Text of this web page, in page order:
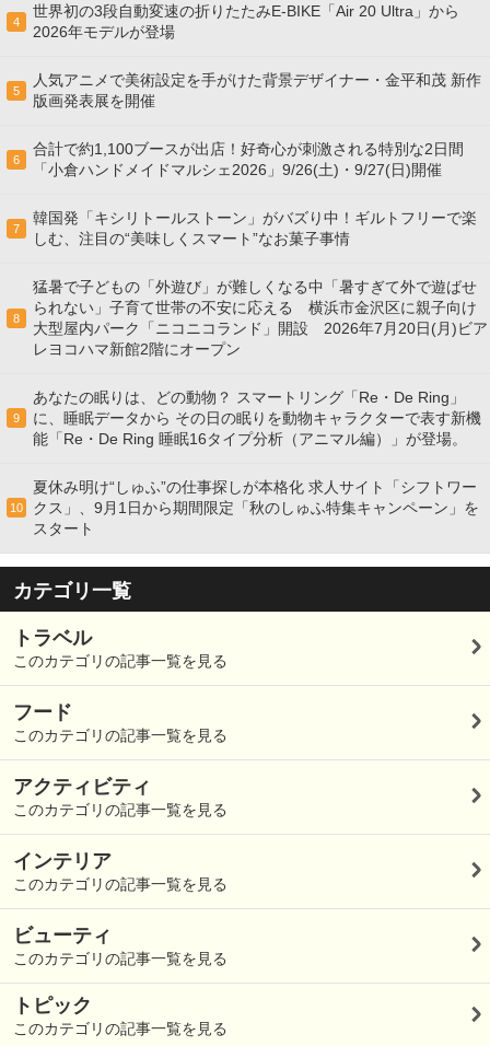
4
世界初の3段自動変速の折りたたみE-BIKE「Air 20 Ultra」から
2026年モデルが登場
5
人気アニメで美術設定を手がけた背景デザイナー・金平和茂 新作
版画発表展を開催
6
合計で約1,100ブースが出店！好奇心が刺激される特別な2日間
「小倉ハンドメイドマルシェ2026」9/26(土)・9/27(日)開催
7
韓国発「キシリトールストーン」がバズり中！ギルトフリーで楽
しむ、注目の“美味しくスマート”なお菓子事情
8
猛暑で子どもの「外遊び」が難しくなる中「暑すぎて外で遊ばせ
られない」子育て世帯の不安に応える 横浜市金沢区に親子向け
大型屋内パーク「ニコニコランド」開設 2026年7月20日(月)ビア
レヨコハマ新館2階にオープン
9
あなたの眠りは、どの動物？ スマートリング「Re・De Ring」
に、睡眠データから その日の眠りを動物キャラクターで表す新機
能「Re・De Ring 睡眠16タイプ分析（アニマル編）」が登場。
10
夏休み明け“しゅふ”の仕事探しが本格化 求人サイト「シフトワー
クス」、9月1日から期間限定「秋のしゅふ特集キャンペーン」を
スタート
カテゴリ一覧
トラベル
このカテゴリの記事一覧を見る
フード
このカテゴリの記事一覧を見る
アクティビティ
このカテゴリの記事一覧を見る
インテリア
このカテゴリの記事一覧を見る
ビューティ
このカテゴリの記事一覧を見る
トピック
このカテゴリの記事一覧を見る